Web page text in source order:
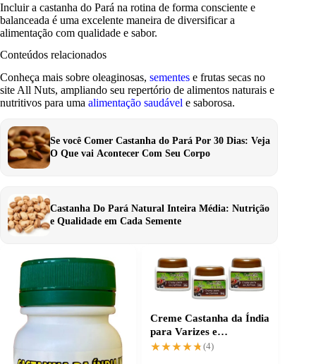
Incluir a castanha do Pará na rotina de forma consciente e
balanceada é uma excelente maneira de diversificar a
alimentação com qualidade e sabor.
Conteúdos relacionados
Conheça mais sobre oleaginosas, sementes e frutas secas no
site All Nuts, ampliando seu repertório de alimentos naturais e
nutritivos para uma alimentação saudável e saborosa.
Se você Comer Castanha do Pará Por 30 Dias: Veja
O Que vai Acontecer Com Seu Corpo
Castanha Do Pará Natural Inteira Média: Nutrição
e Qualidade em Cada Semente
Creme Castanha da Índia
para Varizes e
Circulação Saudável
★★★★★
★★★★★(4)